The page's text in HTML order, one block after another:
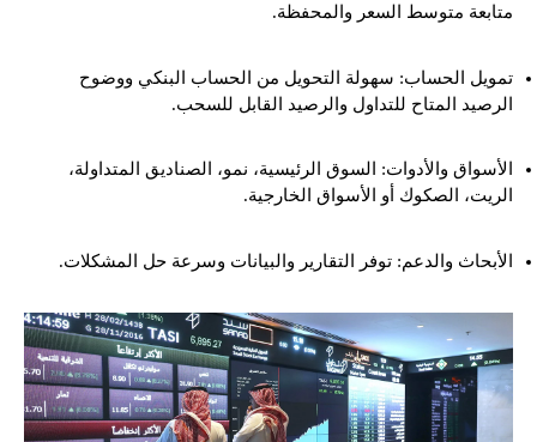
متابعة متوسط السعر والمحفظة.
تمويل الحساب: سهولة التحويل من الحساب البنكي ووضوح
الرصيد المتاح للتداول والرصيد القابل للسحب.
الأسواق والأدوات: السوق الرئيسية، نمو، الصناديق المتداولة،
الريت، الصكوك أو الأسواق الخارجية.
الأبحاث والدعم: توفر التقارير والبيانات وسرعة حل المشكلات.